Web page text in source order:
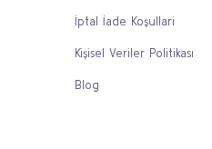
İptal İade Koşullari
Kişisel Veriler Politikası
Blog